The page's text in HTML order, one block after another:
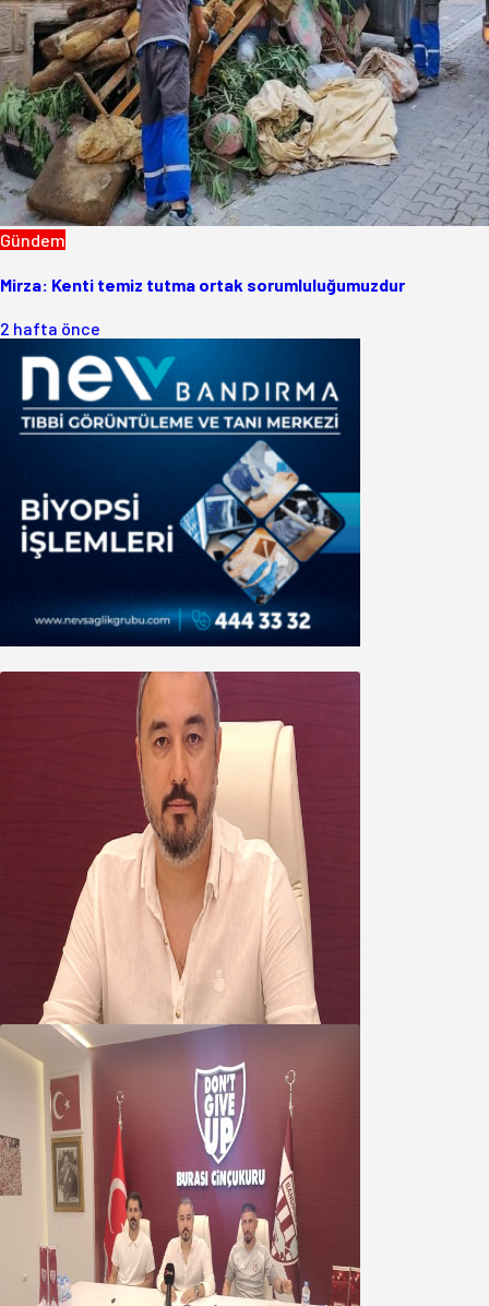
Gündem
Mirza: Kenti temiz tutma ortak sorumluluğumuzdur
2 hafta önce
Oğuzbeyi’nden Balıkesirspor
yönetimine cevap : Herkes kendine
yakışanı yapar, buluttan nem
kapmayın!
07 Ağustos 2026
Oğuzbeyi : Transferlerde takımın
geleceğini, kulübün ekonomisini
düşündük